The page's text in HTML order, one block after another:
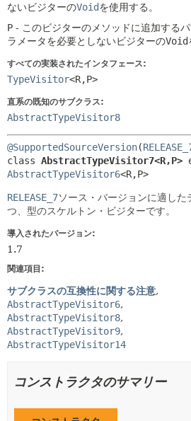
非推奨
索引
ないビジターのVoidを使用する。
P - このビジターのメソッドに追加するパ
ラメータを必要としないビジターのVoid
すべての実装されたインタフェース:
TypeVisitor<R,P>
直系の既知のサブクラス:
AbstractTypeVisitor8
@SupportedSourceVersion(
class AbstractTypeVisitor7<R,P>
AbstractTypeVisitor6<R,P>
RELEASE_7ソース・バージョンに適し
つ、型のスケルトン・ビジターです。
導入されたバージョン:
1.7
関連項目:
サブクラスの互換性に関する注意
AbstractTypeVisitor6
AbstractTypeVisitor8
AbstractTypeVisitor9
AbstractTypeVisitor14
コンストラクタのサマリー